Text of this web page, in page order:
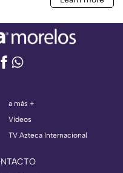
a más +
Videos
TV Azteca Internacional